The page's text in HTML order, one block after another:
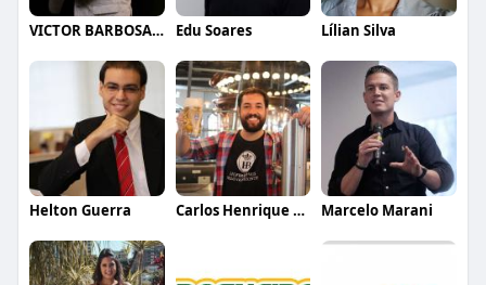
VICTOR BARBOSA QUARANTA Edu Soares Lílian Silva
Helton Guerra Carlos Henrique de Faria Vasconcelos Marcelo Marani